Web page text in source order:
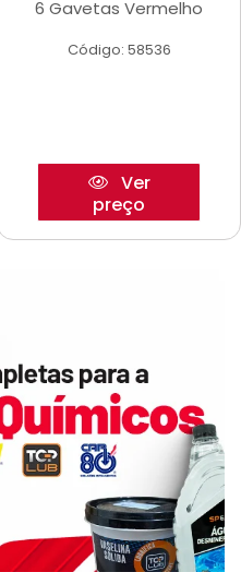
6 Gavetas Vermelho
Código: 58536
Ver
preço